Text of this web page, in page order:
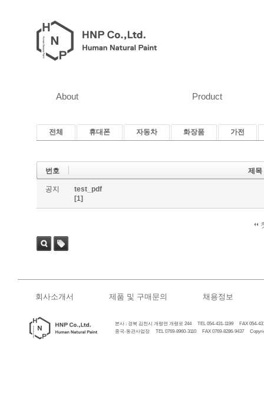
About Product
전체 휴대폰 자동차 화장품 가전
번호 제목
공지
test_pdf
[1]
회사소개서 제품 및 구매문의 채용정보
본사 : 경북 김천시 개령면 개령로 244 TEL 054-431-1199 FAX 054-
중국-동관사업장 TEL 0769-8960-3110 FAX 0769-8286-9437